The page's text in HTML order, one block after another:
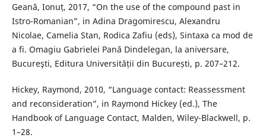
Geană, Ionuț, 2017, “On the use of the compound past in
Istro-Romanian”, in Adina Dragomirescu, Alexandru
Nicolae, Camelia Stan, Rodica Zafiu (eds), Sintaxa ca mod de
a fi. Omagiu Gabrielei Pană Dindelegan, la aniversare,
Bucureşti, Editura Universității din București, p. 207–212.
Hickey, Raymond, 2010, “Language contact: Reassessment
and reconsideration”, in Raymond Hickey (ed.), The
Handbook of Language Contact, Malden, Wiley-Blackwell, p.
1–28.